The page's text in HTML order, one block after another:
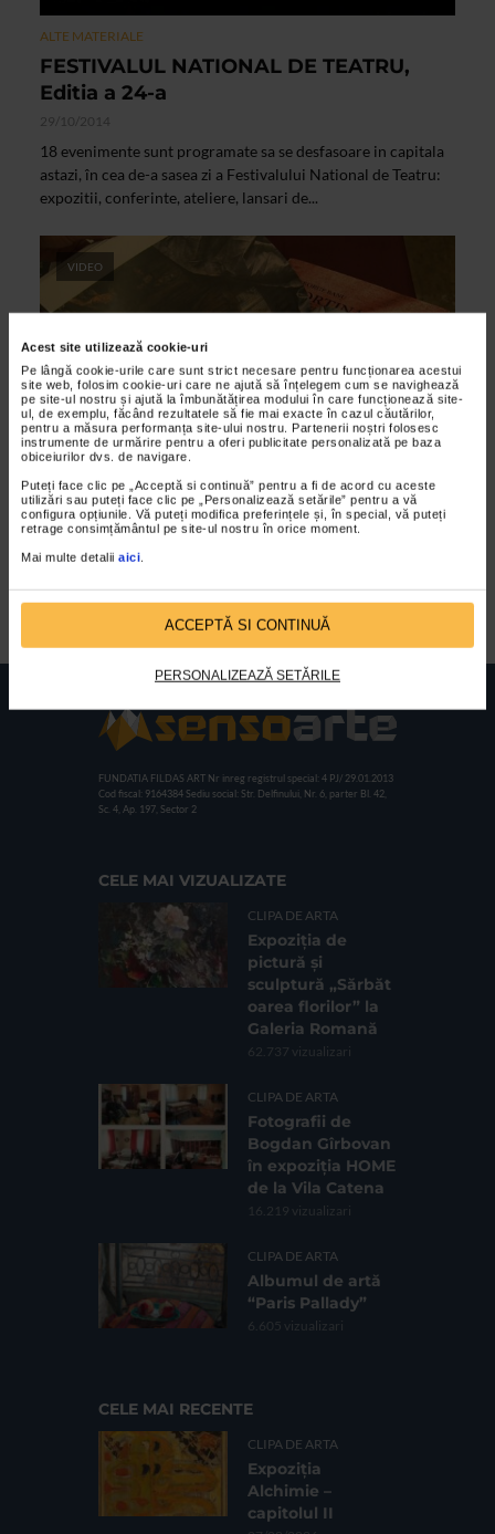
Acest site utilizează cookie-uri
Pe lângă cookie-urile care sunt strict necesare pentru funcționarea acestui
site web, folosim cookie-uri care ne ajută să înțelegem cum se navighează
pe site-ul nostru și ajută la îmbunătățirea modului în care funcționează site-
ul, de exemplu, făcând rezultatele să fie mai exacte în cazul căutărilor,
pentru a măsura performanța site-ului nostru. Partenerii noștri folosesc
instrumente de urmărire pentru a oferi publicitate personalizată pe baza
obiceiurilor dvs. de navigare.
Puteți face clic pe „Acceptă si continuă” pentru a fi de acord cu aceste
utilizări sau puteți face clic pe „Personalizează setările” pentru a vă
configura opțiunile. Vă puteți modifica preferințele și, în special, vă puteți
retrage consimțământul pe site-ul nostru în orice moment.
Mai multe detalii aici
ACCEPTĂ SI CONTINUĂ
PERSONALIZEAZĂ SETĂRILE
ALTE MATERIALE
FESTIVALUL NATIONAL DE TEATRU,
Editia a 24-a
29/10/2014
18 evenimente sunt programate sa se desfasoare in capitala
astazi, în cea de-a sasea zi a Festivalului National de Teatru:
expozitii, conferinte, ateliere, lansari de...
VIDEO
ARTELE SPECTACOLULUI
Lansari de carte – FITS 2012
08/06/2012
Centrul Cultural Habitus si au fost moderate de teatrologul
FUNDATIA FILDAS ART Nr inreg registrul special: 4 PJ/ 29.01.2013
Cod fiscal: 9164384 Sediu social: Str. Delfinului, Nr. 6, parter Bl. 42,
Sc. 4, Ap. 197, Sector 2
CELE MAI VIZUALIZATE
CLIPA DE ARTA
Expoziția de
pictură și
sculptură „Sărbăt
oarea florilor” la
Galeria Romană
62.737 vizualizari
CLIPA DE ARTA
Fotografii de
Bogdan Gîrbovan
în expoziția HOME
de la Vila Catena
16.219 vizualizari
CLIPA DE ARTA
Albumul de artă
“Paris Pallady”
6.605 vizualizari
CELE MAI RECENTE
CLIPA DE ARTA
Expoziția
Alchimie –
capitolul II